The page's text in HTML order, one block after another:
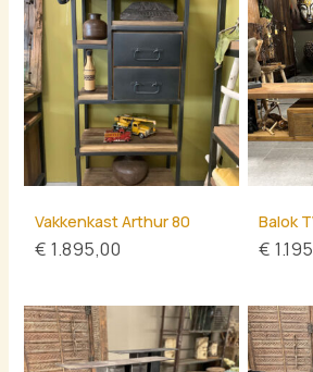
Vakkenkast Arthur 80
€ 1.895,00
Balok
€